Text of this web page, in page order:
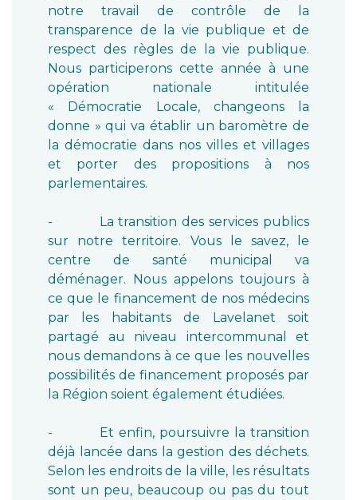
notre travail de contrôle de la
transparence de la vie publique et de
respect des règles de la vie publique.
Nous participerons cette année à une
opération nationale intitulée
« Démocratie Locale, changeons la
donne » qui va établir un baromètre de
la démocratie dans nos villes et villages
et porter des propositions à nos
parlementaires.
- La transition des services publics
sur notre territoire. Vous le savez, le
centre de santé municipal va
déménager. Nous appelons toujours à
ce que le financement de nos médecins
par les habitants de Lavelanet soit
partagé au niveau intercommunal et
nous demandons à ce que les nouvelles
possibilités de financement proposés par
la Région soient également étudiées.
- Et enfin, poursuivre la transition
déjà lancée dans la gestion des déchets.
Selon les endroits de la ville, les résultats
sont un peu, beaucoup ou pas du tout